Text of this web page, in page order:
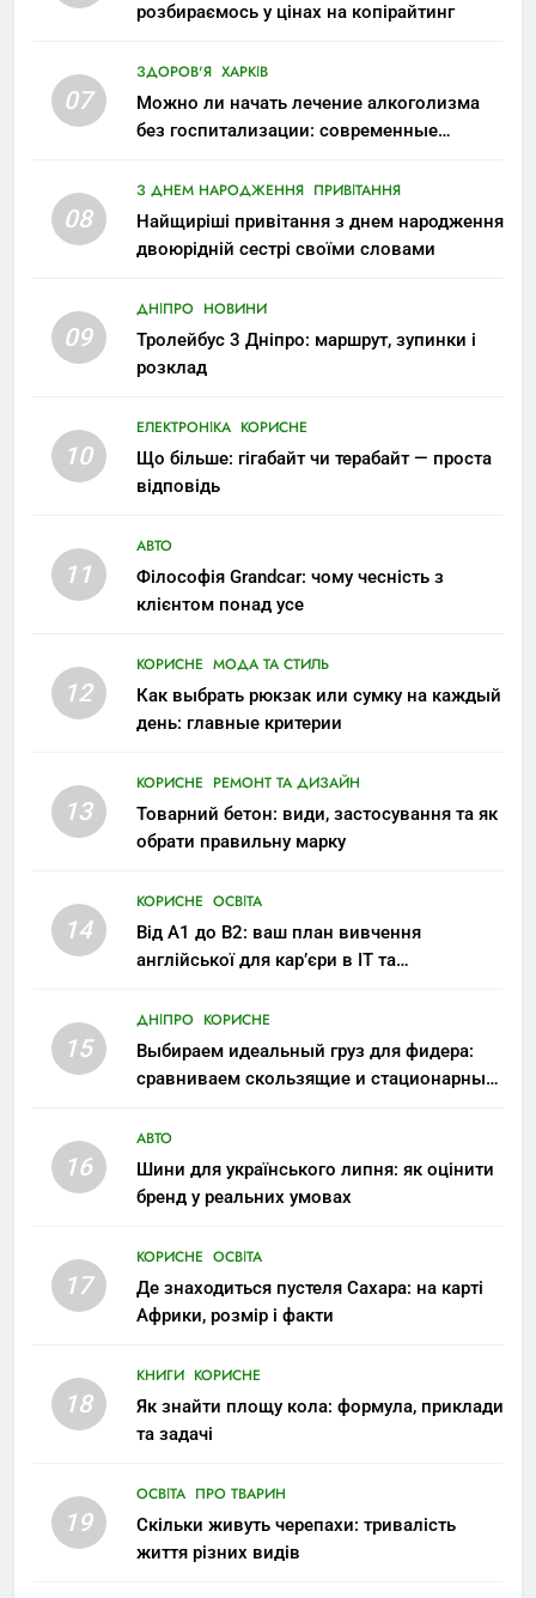
розбираємось у цінах на копірайтинг
07
ЗДОРОВ'Я ХАРКІВ
Можно ли начать лечение алкоголизма
без госпитализации: современные
08
З ДНЕМ НАРОДЖЕННЯ ПРИВІТАННЯ
Найщиріші привітання з днем народження
двоюрідній сестрі своїми словами
09
ДНІПРО НОВИНИ
Тролейбус 3 Дніпро: маршрут, зупинки і
розклад
10
ЕЛЕКТРОНІКА КОРИСНЕ
Що більше: гігабайт чи терабайт — проста
відповідь
11
АВТО
Філософія Grandcar: чому чесність з
клієнтом понад усе
12
КОРИСНЕ МОДА ТА СТИЛЬ
Как выбрать рюкзак или сумку на каждый
день: главные критерии
13
КОРИСНЕ РЕМОНТ ТА ДИЗАЙН
Товарний бетон: види, застосування та як
обрати правильну марку
14
КОРИСНЕ ОСВІТА
Від A1 до B2: ваш план вивчення
англійської для кар’єри в IT та
15
ДНІПРО КОРИСНЕ
Выбираем идеальный груз для фидера:
сравниваем скользящие и стационарные
16
АВТО
Шини для українського липня: як оцінити
бренд у реальних умовах
17
КОРИСНЕ ОСВІТА
Де знаходиться пустеля Сахара: на карті
Африки, розмір і факти
18
КНИГИ КОРИСНЕ
Як знайти площу кола: формула, приклади
та задачі
19
ОСВІТА ПРО ТВАРИН
Скільки живуть черепахи: тривалість
життя різних видів